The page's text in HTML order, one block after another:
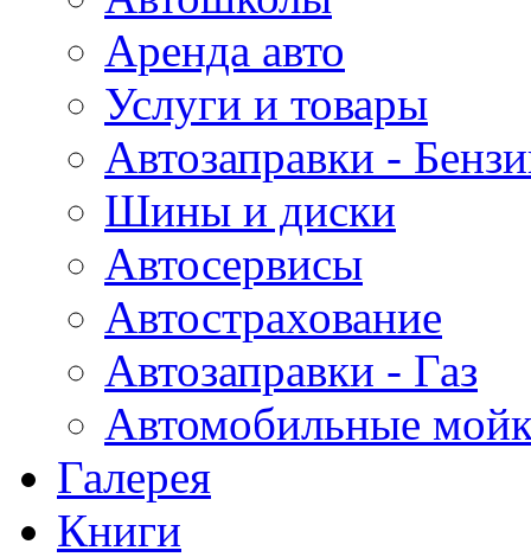
Аренда авто
Услуги и товары
Автозаправки -
Шины и диски
Автосервисы
Автострахование
Автозаправки - Газ
Автомобильные
Галерея
Книги